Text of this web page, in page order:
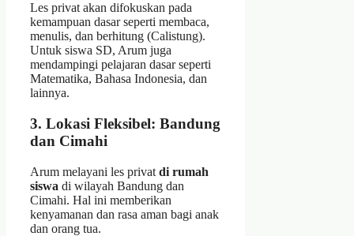
Les privat akan difokuskan pada
kemampuan dasar seperti membaca,
menulis, dan berhitung (Calistung).
Untuk siswa SD, Arum juga
mendampingi pelajaran dasar seperti
Matematika, Bahasa Indonesia, dan
lainnya.
3. Lokasi Fleksibel: Bandung
dan Cimahi
Arum melayani les privat di rumah
siswa di wilayah Bandung dan
Cimahi. Hal ini memberikan
kenyamanan dan rasa aman bagi anak
dan orang tua.